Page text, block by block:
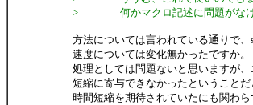
> 何かマクロ記述に問題がなけ
方法については言われている通りで、
速度については変化無かったですか。
処理としては問題ないと思いますが
短縮に寄与できなかったということだ
時間短縮を期待されていたにも関わら